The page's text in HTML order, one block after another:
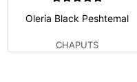
Oleria Black Peshtemal
CHAPUTS